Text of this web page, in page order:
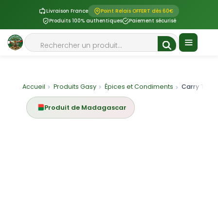
Livraison France
Point Relais OFFERT dès 60€
Produits 100% authentiques
Paiement sécurisé
Aller
au
contenu
Menu
Accueil Produits Gasy Épices et Condiments Carry TAF
Produit de Madagascar